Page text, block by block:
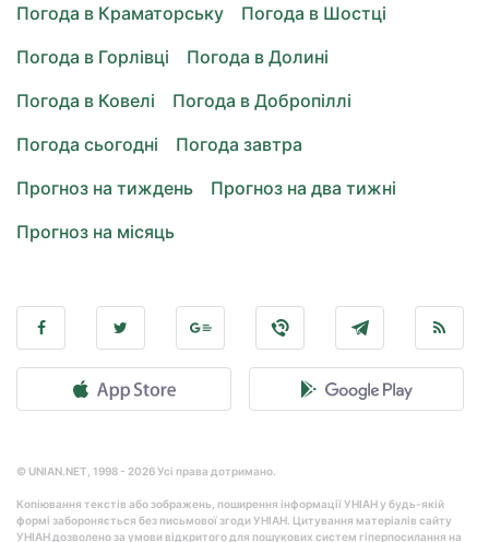
Погода в Краматорську
Погода в Шостці
Погода в Горлівці
Погода в Долині
Погода в Ковелі
Погода в Добропіллі
Погода сьогодні
Погода завтра
Прогноз на тиждень
Прогноз на два тижні
Прогноз на місяць
© UNIAN.NET, 1998 - 2026 Усі права дотримано.
Копіювання текстів або зображень, поширення інформації УНІАН у будь-якій
формі забороняється без письмової згоди УНІАН. Цитування матеріалів сайту
УНІАН дозволено за умови відкритого для пошукових систем гіперпосилання на